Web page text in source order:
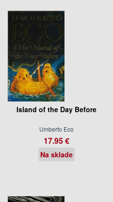
Island of the Day Before
Umberto Eco
17.95 €
Na sklade